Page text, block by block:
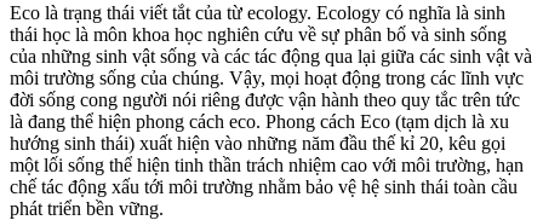
Eco là trạng thái viết tắt của từ ecology. Ecology có nghĩa là sinh
thái học là môn khoa học nghiên cứu về sự phân bố và sinh sống
của những sinh vật sống và các tác động qua lại giữa các sinh vật và
môi trường sống của chúng. Vậy, mọi hoạt động trong các lĩnh vực
đời sống cong người nói riêng được vận hành theo quy tắc trên tức
là đang thể hiện phong cách eco. Phong cách Eco (tạm dịch là xu
hướng sinh thái) xuất hiện vào những năm đầu thế kỉ 20, kêu gọi
một lối sống thể hiện tinh thần trách nhiệm cao với môi trường, hạn
chế tác động xấu tới môi trường nhằm bảo vệ hệ sinh thái toàn cầu
phát triển bền vững.